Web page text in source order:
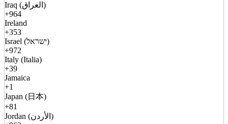
Iraq (العراق)
+964
Ireland
+353
Israel (ישראל)
+972
Italy (Italia)
+39
Jamaica
+1
Japan (日本)
+81
Jordan (الأردن)